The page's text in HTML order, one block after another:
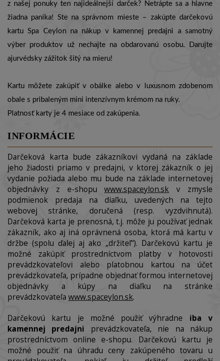
z našej ponuky ten najideálnejší darček? Netrápte sa a hlavne
žiadna panika! Ste na správnom mieste – zakúpte darčekovú
kartu Spa Ceylon na nákup v kamennej predajni a samotný
výber produktov už nechajte na obdarovanú osobu. Darujte
ajurvédsky zážitok šitý na mieru!
Kartu môžete zakúpiť v obálke alebo v luxusnom zdobenom
obale s pribaleným mini intenzívnym krémom na ruky.
Platnosť karty je 4 mesiace od zakúpenia.
INFORMÁCIE
Darčeková karta bude zákazníkovi vydaná na základe
jeho žiadosti priamo v predajni, v ktorej zákazník o jej
vydanie požiada alebo mu bude na základe internetovej
objednávky z e-shopuwww.spaceylon.sk v zmysle
podmienok predaja na diaľku, uvedených na tejto
webovej stránke, doručená (resp. vyzdvihnutá).
Darčeková karta je prenosná, t.j. môže ju používať jednak
zákazník, ako aj iná oprávnená osoba, ktorá má kartu v
držbe (spolu ďalej aj ako „držiteľ“). Darčekovú kartu je
možné zakúpiť prostredníctvom platby v hotovosti
prevádzkovateľovi alebo platobnou kartou na účet
prevádzkovateľa, prípadne objednať formou internetovej
objednávky a kúpy na diaľku na stránke
prevádzkovateľa www.spaceylon.sk.
Darčekovú kartu je možné použiť výhradne iba v
kamennej predajni prevádzkovateľa, nie na nákup
prostredníctvom online e-shopu. Darčekovú kartu je
možné použiť na úhradu ceny zakúpeného tovaru u